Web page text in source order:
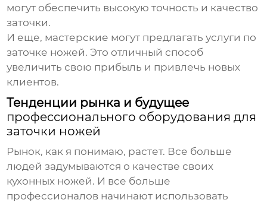
могут обеспечить высокую точность и качество
заточки.
И еще, мастерские могут предлагать услуги по
заточке ножей. Это отличный способ
увеличить свою прибыль и привлечь новых
клиентов.
Тенденции рынка и будущее
профессионального оборудования для
заточки ножей
Рынок, как я понимаю, растет. Все больше
людей задумываются о качестве своих
кухонных ножей. И все больше
профессионалов начинают использовать